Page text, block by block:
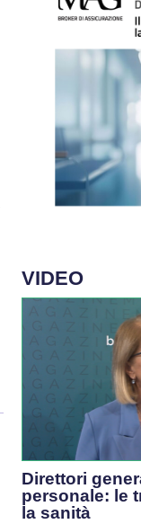
VIDEO
Direttori
personale: le
la sanità